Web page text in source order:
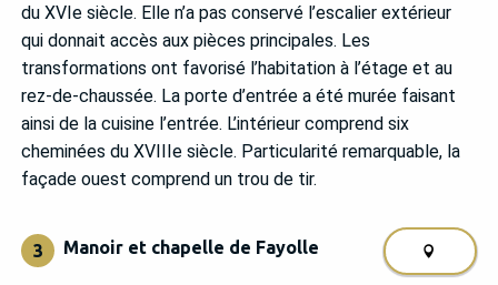
du XVIe siècle. Elle n’a pas conservé l’escalier extérieur
qui donnait accès aux pièces principales. Les
transformations ont favorisé l’habitation à l’étage et au
rez-de-chaussée. La porte d’entrée a été murée faisant
ainsi de la cuisine l’entrée. L’intérieur comprend six
cheminées du XVIIIe siècle. Particularité remarquable, la
façade ouest comprend un trou de tir.
3 Manoir et chapelle de Fayolle